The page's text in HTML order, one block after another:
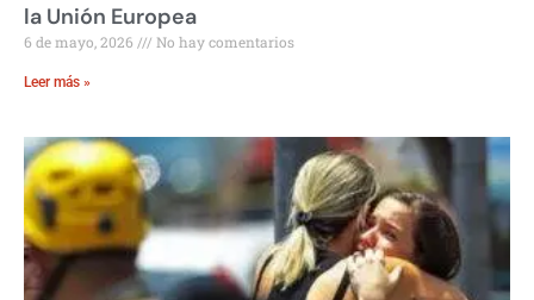
la Unión Europea
6 de mayo, 2026 No hay comentarios
Leer más »